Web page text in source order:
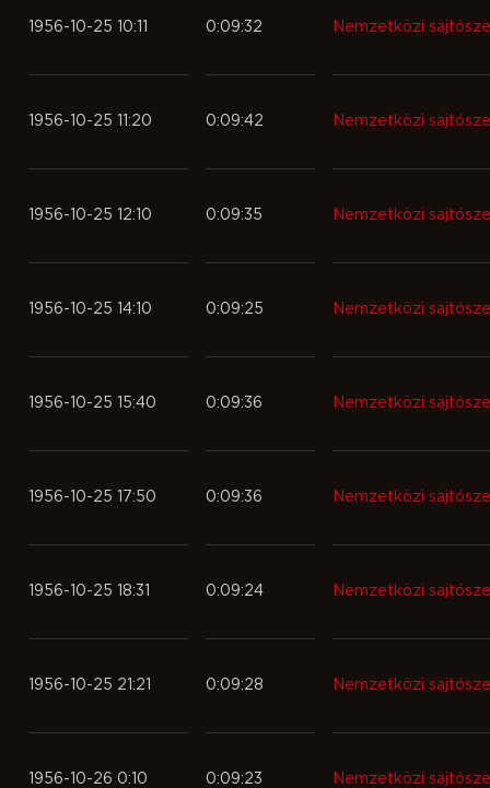
1956-10-25 10:11 0:09:32 Nemzetközi
1956-10-25 11:20 0:09:42 Nemzetközi
1956-10-25 12:10 0:09:35 Nemzetközi
1956-10-25 14:10 0:09:25 Nemzetközi
1956-10-25 15:40 0:09:36 Nemzetközi
1956-10-25 17:50 0:09:36 Nemzetközi
1956-10-25 18:31 0:09:24 Nemzetközi
1956-10-25 21:21 0:09:28 Nemzetközi
1956-10-26 0:10 0:09:23 Nemzetközi